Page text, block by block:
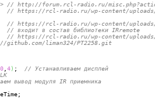
// http://forum.rcl-radio.ru/
// https://rcl-radio.ru/wp-content/
// https://rcl-radio.ru/wp-content/uploads/
в состав библиотеки IRremote
// https://rcl-radio.ru/wp-content/uploads/
liman324/PT2258.git
4) ; // Устанавливаем дисплей
вывод модуля IR приемника